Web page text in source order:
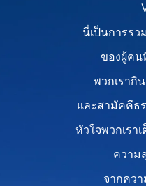
นี่เป็นการรว
ของผู้คน
พวกเรากิ
และสามัคคีธ
หัวใจพวกเรา
ความ
จากคว